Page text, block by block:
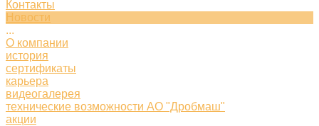
Контакты
Новости
...
О компании
история
сертификаты
карьера
видеогалерея
технические возможности АО "Дробмаш"
акции